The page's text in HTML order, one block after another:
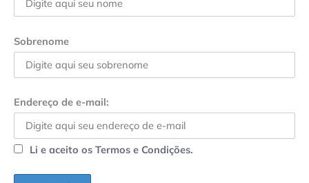
Sobrenome
Endereço de e-mail:
Li e aceito os Termos e Condições.